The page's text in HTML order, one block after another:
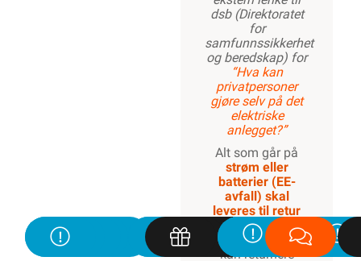
dsb (Direktoratet
for
samfunnssikkerhet
og beredskap) for
“Hva kan
privatpersoner
gjøre selv på det
elektriske
anlegget?”
Alt som går på
strøm eller
batterier (EE-
avfall) skal
leveres til retur
når det ikke kan
brukes lenger. Du
kan returnere